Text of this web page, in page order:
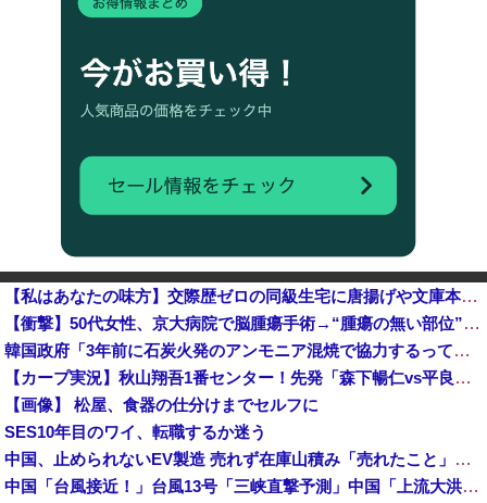
【私はあなたの味方】交際歴ゼロの同級生宅に唐揚げや文庫本を20回以上届けた24歳女を逮捕
【衝撃】50代女性、京大病院で脳腫瘍手術→“腫瘍の無い部位”を摘出 2度「腫瘍ではない」と出るも続行
韓国政府「3年前に石炭火発のアンモニア混焼で協力するっていったけどあれ取りやめな。政権変わったし」……韓国とまともな協力ができない理由、これなんですよね
【カープ実況】秋山翔吾1番センター！先発「森下暢仁vs平良拳太郎」【広島-DeNA/横浜スタジアム】他
【画像】 松屋、食器の仕分けまでセルフに
SES10年目のワイ、転職するか迷う
中国、止められないEV製造 売れず在庫山積み「売れたこと」にして補助金を騙し取る事案を思いつきが横行
中国「台風接近！」台風13号「三峡直撃予測」中国「上流大洪水！（三峡上流」中国都市「8/5の映像（動画」三峡ダム「緊急放流（決壊危機」中国「下流大水害（震え声」→